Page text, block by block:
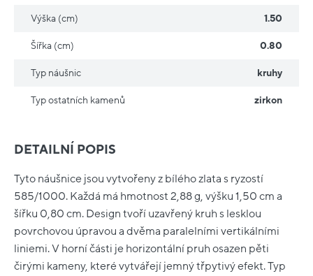
DETAILNÍ POPIS
Tyto náušnice jsou vytvořeny z bílého zlata s ryzostí
585/1000. Každá má hmotnost 2,88 g, výšku 1,50 cm a
šířku 0,80 cm. Design tvoří uzavřený kruh s lesklou
povrchovou úpravou a dvěma paralelními vertikálními
liniemi. V horní části je horizontální pruh osazen pěti
čirými kameny, které vytvářejí jemný třpytivý efekt. Typ
Výška (cm) 1.50
Šířka (cm) 0.80
Typ náušnic kruhy
Typ ostatních kamenů zirkon